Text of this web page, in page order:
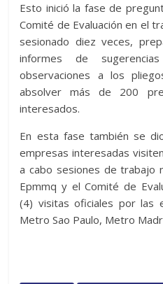
Esto inició la fase de
Comité de Evaluación en el
sesionado diez veces,
informes de
observaciones a los
absolver más de 200
interesados.
En esta fase también se
empresas interesadas
a cabo sesiones de trabajo
Epmmq y el Comité de
(4) visitas oficiales por las
Metro Sao Paulo, Metro